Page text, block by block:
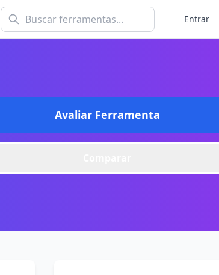
Entrar
Avaliar Ferramenta